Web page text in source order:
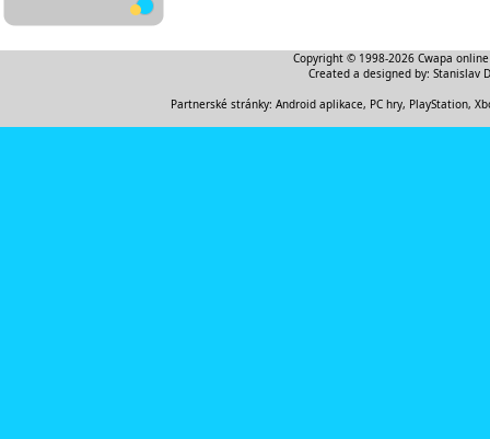
Copyright © 1998-2026 Cwapa
Created a designed by: Stanislav
Partnerské stránky: Android aplikace, PC hry, PlayStation,